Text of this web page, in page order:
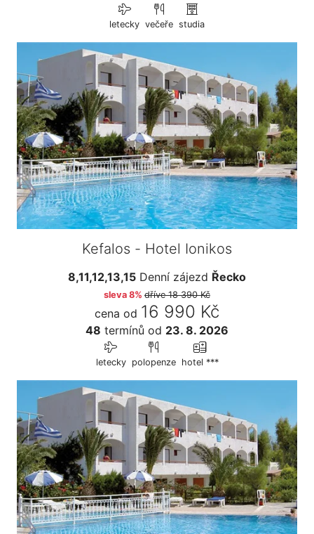
letecky večeře studia
Kefalos - Hotel Ionikos
8,11,12,13,15 Denní zájezd Řecko
sleva 8% dříve18 390 Kč
cena od 16 990 Kč
48 termínů od 23. 8. 2026
letecky polopenze hotel ***